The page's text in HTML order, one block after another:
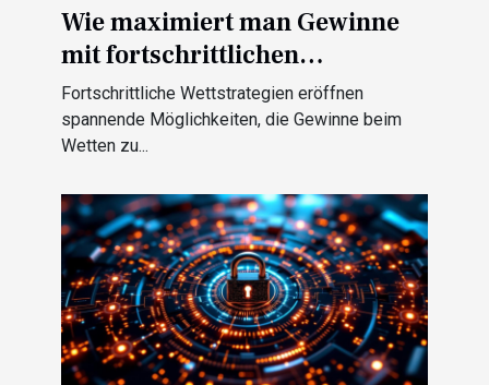
Wie maximiert man Gewinne
mit fortschrittlichen
Wettstrategien?
Fortschrittliche Wettstrategien eröffnen
spannende Möglichkeiten, die Gewinne beim
Wetten zu...